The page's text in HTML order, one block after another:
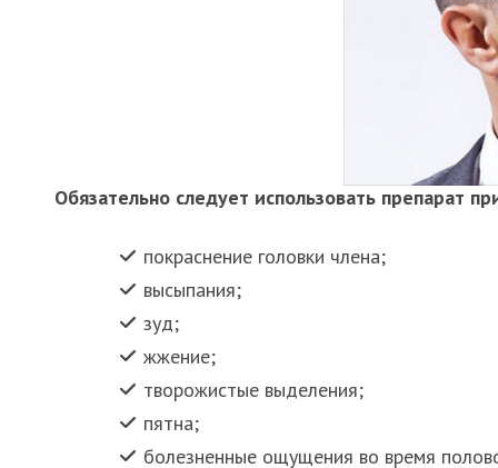
Обязательно следует использовать препарат
покраснение головки члена;
высыпания;
зуд;
жжение;
творожистые выделения;
пятна;
болезненные ощущения во время